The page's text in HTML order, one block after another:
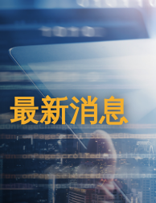
技
Ennoconn
Corp.
樺
漢
科
技
最新消息